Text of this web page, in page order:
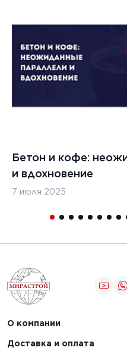
Бетон и кофе:
и вдохновение
7 июля 2025
О компании
Доставка и оплата